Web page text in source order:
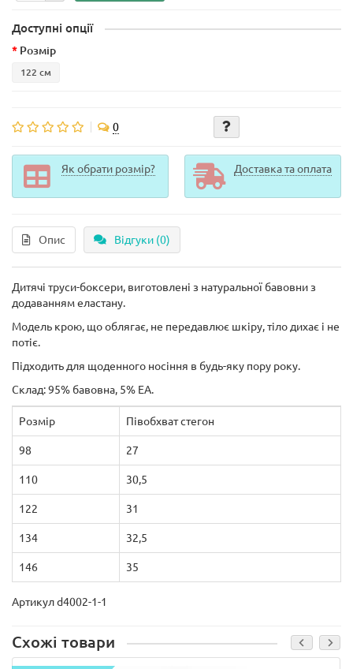
Доступні опції
Розмір
122 см
0
Як обрати розмір? Доставка та оплата
Опис Відгуки (0)
Дитячі труси-боксери, виготовлені з натуральної бавовни з
додаванням еластану.
Модель крою, що облягає, не передавлює шкіру, тіло дихає і не
потіє.
Підходить для щоденного носіння в будь-яку пору року.
Склад: 95% бавовна, 5% ЕА.
Розмір Півобхват стегон
98 27
110 30,5
122 31
134 32,5
146 35
Артикул d4002-1-1
Схожі товари